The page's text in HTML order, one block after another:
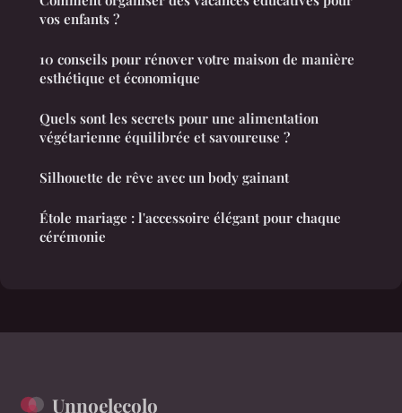
vos enfants ?
10 conseils pour rénover votre maison de manière
esthétique et économique
Quels sont les secrets pour une alimentation
végétarienne équilibrée et savoureuse ?
Silhouette de rêve avec un body gainant
Étole mariage : l'accessoire élégant pour chaque
cérémonie
Unnoelecolo